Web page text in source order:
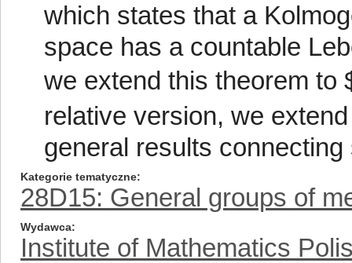
which states that a
space has a countable
we extend this theorem
relative version, we
general results
Kategorie tematyczne
28D15: General groups of
Wydawca
Institute of Mathematics